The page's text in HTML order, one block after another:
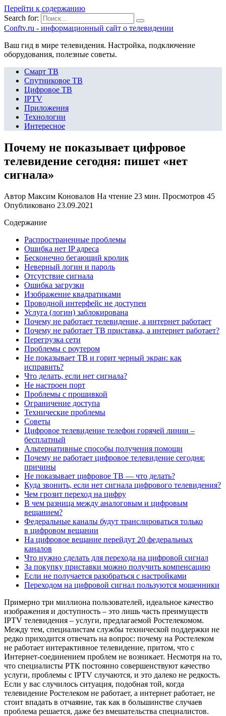
Перейти к содержанию
Search for:
Сonftv.ru - информационный сайт о телевидении
Ваш гид в мире телевидения. Настройка, подключение
оборудования, полезные советы.
Смарт ТВ
Спутниковое ТВ
Цифровое ТВ
IPTV
Приложения
Технологии
Интересное
Почему не показывает цифровое
телевидение сегодня: пишет «нет
сигнала»
Автор Максим Коновалов На чтение 23 мин. Просмотров 45
Опубликовано 23.09.2021
Содержание
Распространенные проблемы
Ошибка нет IP адреса
Бесконечно бегающий кролик
Неверный логин и пароль
Отсутствие сигнала
Ошибка загрузки
Изображение квадратиками
Проводной интерфейс не доступен
Услуга (логин) заблокирована
Почему не работает телевидение, а интернет работает
Почему не работает ТВ приставка, а интернет работает?
Перегрузка сети
Проблемы с роутером
Не показывает ТВ и горит черный экран: как
исправить?
Что делать, если нет сигнала?
Не настроен порт
Проблемы с прошивкой
Ограничение доступа
Технические проблемы
Советы
Цифровое телевидение телефон горячей линии –
бесплатный
Альтернативные способы получения помощи
Почему не работает цифровое телевидение сегодня:
причины
Не показывает цифровое ТВ — что делать?
Куда звонить, если нет сигнала цифрового телевидения?
Чем грозит переход на цифру
В чем разница между аналоговым и цифровым
вещанием?
Федеральные каналы будут транслироваться только
в цифровом вещании
На цифровое вещание перейдут 20 федеральных
каналов
Что нужно сделать для перехода на цифровой сигнал
За покупку приставки можно получить компенсацию
Если не получается разобраться с настройками
Переходом на цифровой сигнал пользуются мошенники
Примерно три миллиона пользователей, идеальное качество
изображения и доступность – это лишь часть преимуществ
IPTV телевидения – услуги, предлагаемой Ростелекомом.
Между тем, специалистам службы технической поддержки не
редко приходится отвечать на вопрос: почему на Ростелеком
не работает интерактивное телевидение, притом, что с
Интернет-соединением проблем не возникает. Несмотря на то,
что специалисты РТК постоянно совершенствуют качество
услуги, проблемы с IPTV случаются, и это далеко не редкость.
Если у вас случилось ситуация, подобная той, когда
телевидение Ростелеком не работает, а интернет работает, не
стоит впадать в отчаяние, так как в большинстве случаев
проблема решается, даже без вмешательства специалистов.